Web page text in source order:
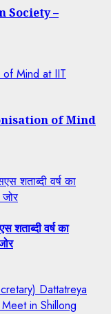
Society –
of Mind at IIT
of Mind
शताब्दी वर्ष का
वर्ष का
Dattatreya
in Shillong